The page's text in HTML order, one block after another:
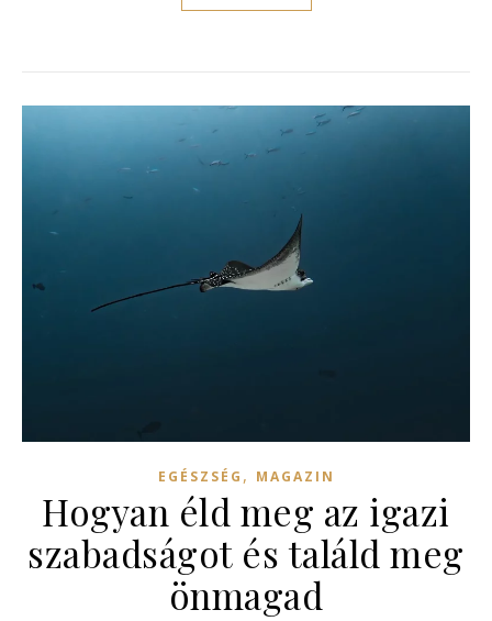
EGÉSZSÉG , MAGAZIN
Hogyan éld meg az igazi
szabadságot és találd meg
önmagad